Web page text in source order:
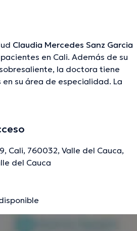
Claudia Mercedes Sanz Garcia
en Cali. Además de su
la doctora tiene
su área de especialidad. La
Sanz Garcia ha compartido
en su campo de
diferentes
el idioma principal que maneja
Cali, 760032, Valle del Cauca,
del Cauca